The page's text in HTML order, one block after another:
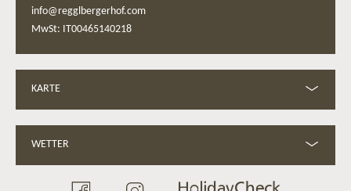
info@regglbergerhof.com
MwSt: IT00465140218
KARTE
WETTER